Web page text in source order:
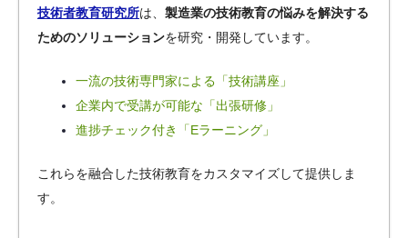
技術者教育研究所は、 製造業の技術教育の悩みを解決する
ためのソリューションを研究・開発しています。
一流の技術専門家による「技術講座」
企業内で受講が可能な「出張研修」
進捗チェック付き「Eラーニング」
これらを融合した技術教育をカスタマイズして提供しま
す。